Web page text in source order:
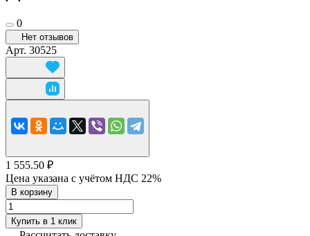
0
Нет отзывов
Арт. 30525
1 555.50 ₽
Цена указана с учётом НДС 22%
В корзину
Купить в 1 клик